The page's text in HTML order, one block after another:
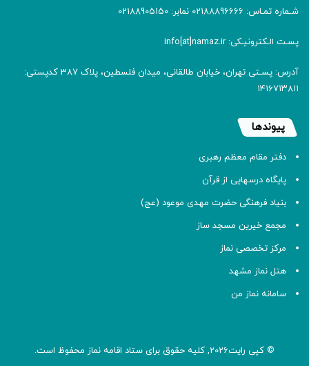
شـماره تمـاس: 02188896666 نمابر: 02188905150
پسـت الـکترونیـکی: info[at]namaz.ir
آدرس: پسـتی تهران، خیابان طالقانی، میدان فلسطین، پلاک 387 کدپستی:
۱۴۱۶۷۱۳۸۱۱
پیوندها
دفتر مقام معظم رهبری
پایگاه درسهایی از قرآن
بنیاد فرهنگی حضرت مهدی موعود (عج)
مجمع خیرین مسجد ساز
مرکز تخصصی نماز
هتل نماز مشهد
سامانه نماز من
© کپی رایت2026, کلیه حقوق برای ستاد اقامه نماز محفوظ است.